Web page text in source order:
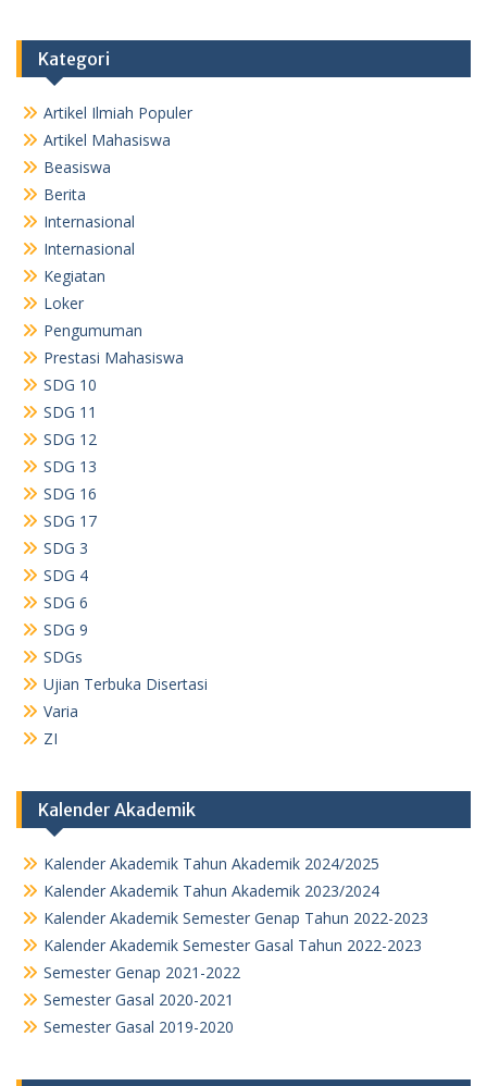
Kategori
Artikel Ilmiah Populer
Artikel Mahasiswa
Beasiswa
Berita
Internasional
Internasional
Kegiatan
Loker
Pengumuman
Prestasi Mahasiswa
SDG 10
SDG 11
SDG 12
SDG 13
SDG 16
SDG 17
SDG 3
SDG 4
SDG 6
SDG 9
SDGs
Ujian Terbuka Disertasi
Varia
ZI
Kalender Akademik
Kalender Akademik Tahun Akademik 2024/2025
Kalender Akademik Tahun Akademik 2023/2024
Kalender Akademik Semester Genap Tahun 2022-2023
Kalender Akademik Semester Gasal Tahun 2022-2023
Semester Genap 2021-2022
Semester Gasal 2020-2021
Semester Gasal 2019-2020